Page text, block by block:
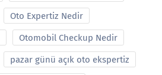
Oto Expertiz Nedir
Otomobil Checkup Nedir
pazar günü açık oto ekspertiz